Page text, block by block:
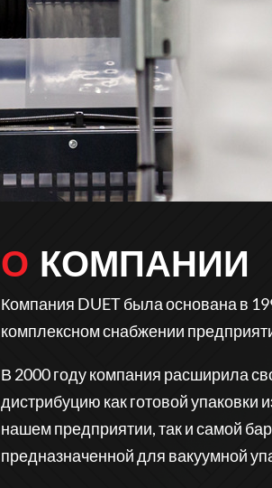
О КОМПАНИИ
Компания DUET была основана в
комплексном снабжении
В 2000 году компания расширила
дистрибуцию как готовой упаковки
нашем предприятии, так и самой
предназначенной для вакуумной